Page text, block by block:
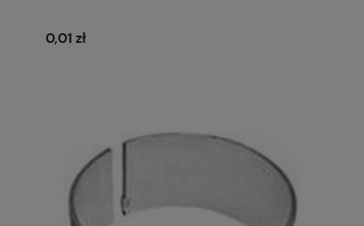
0,01 zł